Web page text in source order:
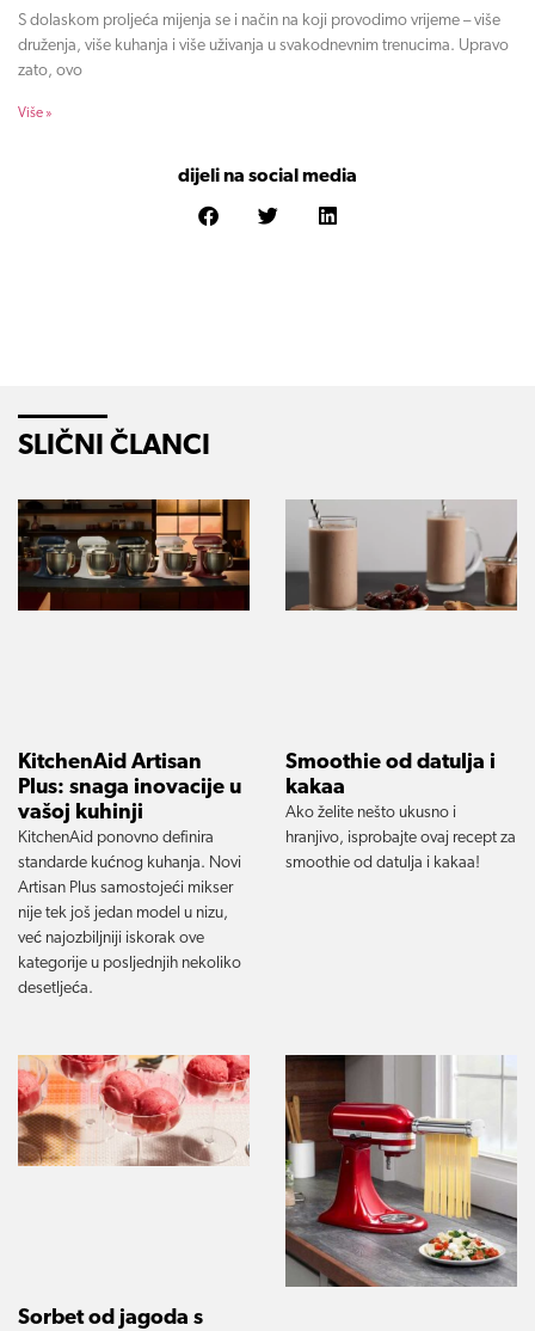
S dolaskom proljeća mijenja se i način na koji provodimo vrijeme – više
druženja, više kuhanja i više uživanja u svakodnevnim trenucima. Upravo
zato, ovo
Više »
dijeli na social media
SLIČNI ČLANCI
KitchenAid Artisan
Plus: snaga inovacije u
vašoj kuhinji
KitchenAid ponovno definira
standarde kućnog kuhanja. Novi
Artisan Plus samostojeći mikser
nije tek još jedan model u nizu,
već najozbiljniji iskorak ove
kategorije u posljednjih nekoliko
desetljeća.
Smoothie od datulja i
kakaa
Ako želite nešto ukusno i
hranjivo, isprobajte ovaj recept za
smoothie od datulja i kakaa!
Sorbet od jagoda s